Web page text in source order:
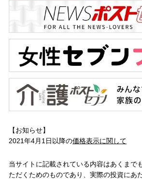
【お知らせ】
2021年4月1日以降の価格表示に関して
当サイトに記載されている内容はあくまで
ただくためのものであり、実際の投資にあ